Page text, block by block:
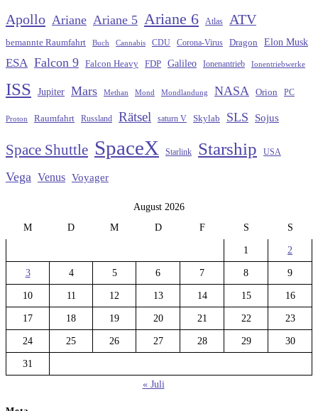
Apollo Ariane Ariane 5 Ariane 6 Atlas ATV
bemannte Raumfahrt Buch Cannabis CDU Corona-Virus Dragon Elon Musk
ESA Falcon 9 Falcon Heavy FDP Galileo Ionenantrieb Ionentriebwerke
ISS Jupiter Mars Methan Mond Mondlandung NASA Orion PC
Proton Raumfahrt Russland Rätsel saturn V Skylab SLS Sojus
Space Shuttle SpaceX Starlink Starship USA
Vega Venus Voyager
August 2026
M
D M D F S S
1 2
3 4 5 6 7 8 9
10 11 12 13 14 15 16
17 18 19 20 21 22 23
24 25 26 27 28 29 30
31
« Juli